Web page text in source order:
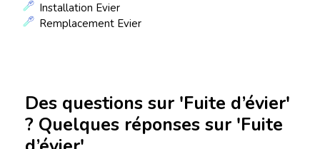
Installation Evier
Remplacement Evier
Des questions sur 'Fuite d’évier'
? Quelques réponses sur 'Fuite